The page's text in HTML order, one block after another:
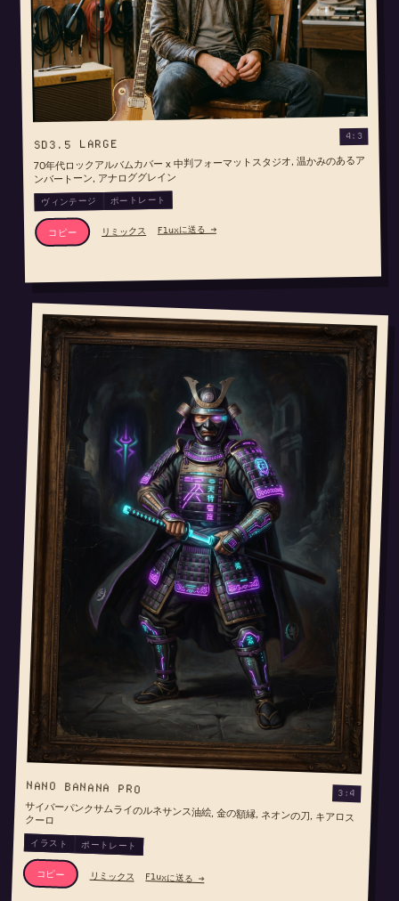
SD3.5 LARGE
4:3
70年代ロックアルバムカバー x 中判フォーマットスタジオ, 温かみのあるア
ンバートーン, アナロググレイン
ヴィンテージ ポートレート
コピー リミックス Fluxに送る →
NANO BANANA PRO 3:4
サイバーパンクサムライのルネサンス油絵, 金の額縁, ネオンの刀, キアロス
クーロ
イラスト ポートレート
コピー リミックス Fluxに送る →